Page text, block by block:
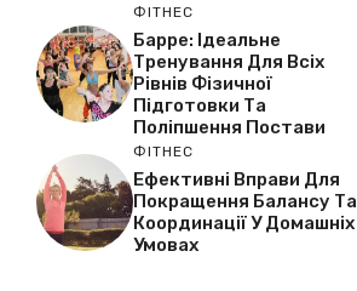
ФІТНЕС
Барре: Ідеальне
Тренування Для Всіх
Рівнів Фізичної
Підготовки Та
Поліпшення Постави
ФІТНЕС
Ефективні Вправи Для
Покращення Балансу Та
Координації У Домашніх
Умовах